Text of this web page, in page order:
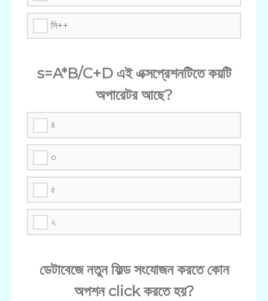
সি++
s=A*B/C+D এই এক্সপ্রেশনটিতে কয়টি
অপারেটর আছে?
৪
৩
৫
২
ডেটাবেজে নতুন ফিল্ড সংযোজন করতে কোন
অপশন click করতে হয়?